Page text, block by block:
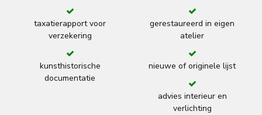
taxatierapport voor
verzekering
gerestaureerd in eigen
atelier
kunsthistorische
documentatie
nieuwe of originele lijst
advies interieur en
verlichting